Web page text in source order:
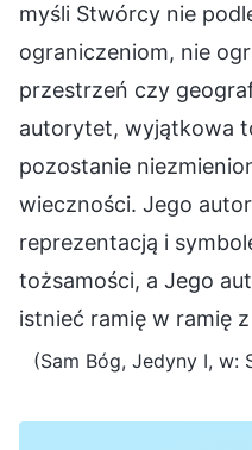
myśli Stwórcy nie
ograniczeniom, nie
przestrzeń czy
autorytet, wyjątkowa
pozostanie
wieczności. Jego
reprezentacją i
tożsamości, a Jego
istnieć ramię w ramię
(Sam Bóg, Jedyny I, w: